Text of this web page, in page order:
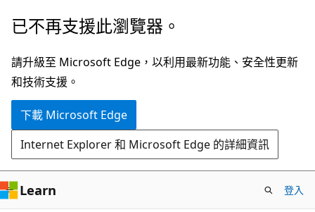
跳
主
要
內
跳
頁
面
內
覽
已不再支援此瀏覽器。
請升級至 Microsoft Edge，以利用最新功能、安全性更新
和技術支援。
下載 Microsoft Edge
Internet Explorer 和 Microsoft Edge 的詳細資訊
Learn 登入